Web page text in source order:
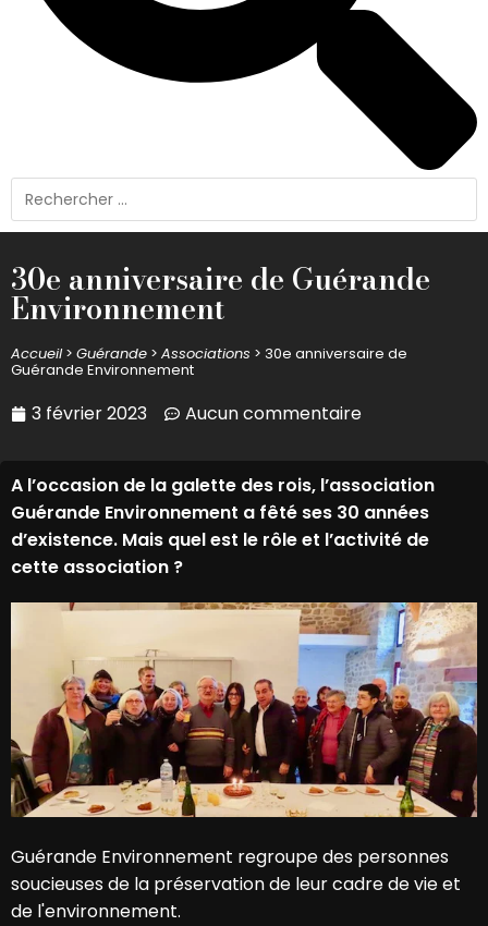
30e anniversaire de Guérande
Environnement
Accueil> Guérande > Associations > 30e anniversaire de
Guérande Environnement
3 février 2023 Aucun commentaire
A l’occasion de la galette des rois, l’association
Guérande Environnement a fêté ses 30 années
d’existence. Mais quel est le rôle et l’activité de
cette association ?
Guérande Environnement regroupe des personnes
soucieuses de la préservation de leur cadre de vie et
de l'environnement.